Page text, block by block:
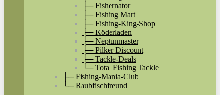
├─ Fishernator
├─ Fishing Mart
├─ Fishing-King-Shop
├─ Köderladen
├─ Neptunmaster
├─ Pilker Discount
├─ Tackle-Deals
└─ Total Fishing Tackle
├─ Fishing-Mania-Club
└─ Raubfischfreund